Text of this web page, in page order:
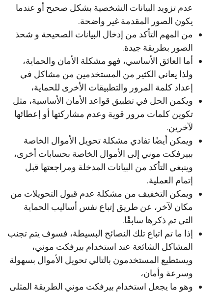
عدم تزويد البيانات الشخصية بشكل صحيح أو عندما
يكون الصور المقدمة غير واضحة.
من المهم التأكد من إدخال البيانات الصحيحة و شحذ
الصور بطريقة جيدة.
أما العائق الأساسي، فهو مشكلة الأمان والحماية،
ولذا يعاني الكثير من المستخدمين من مشاكل في
إعداد كلمة المرور والتطبيقات الأخرى للحماية،
ويكمن الحل في تطبيق قواعد الأمان الأساسية، مثل
تكوين كلمات مرور قوية وعدم مشاركتها أو إعطائها
لآخرين.
ويمكن أيضًا تفادي مشكلة تحويل الأموال الخاصة
ببيرفكت موني إلى الأموال الخاصة بحسابات أخرى،
وينبغي التأكد من البيانات المدخلة ومراجعتها قبل
إتمام العملية.
ويمكن التخفيف من مشكلة عدم قبول التحويلات من
مكان لآخر، عن طريق إتباع نفس أساليب الحماية
التي تم ذكرها سابقًا.
إذا ما تم اتباع تلك النصائح البسيطة، فسوف يتم تجنب
المشاكل الشائعة عند استخدام بيرفكت موني،
ويستطيع المستخدمون بالتالي تحويل الأموال بسهولة
وسرعة وأمان،
وهو ما يجعل استخدام بيرفكت موني الطريقة المثلى